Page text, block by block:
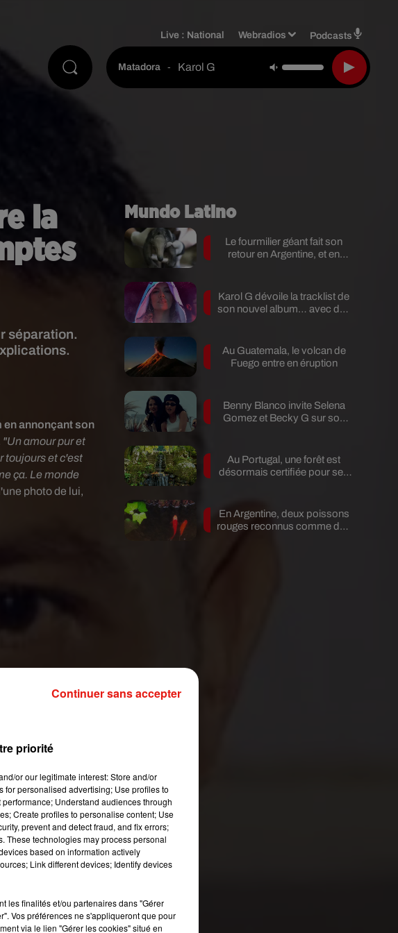
Live : National Webradios Podcasts
Matadora - Karol G
la
séparation.
en annonçant son
"Un amour pur et
toujours et c'est
ça. Le monde
photo de lui,
Mundo Latino
Le fourmilier géant fait son
retour en Argentine, et en
Karol G dévoile la tracklist de
son nouvel album… avec des
Au Guatemala, le volcan de
Fuego entre en éruption
Benny Blanco invite Selena
Gomez et Becky G sur son
Au Portugal, une forêt est
désormais certifiée pour ses
En Argentine, deux poissons
rouges reconnus comme des
priorité
or our legitimate interest: Store and/or
personalised advertising; Use profiles to
Understand audiences through
Create profiles to personalise content; Use
prevent and detect fraud, and fix errors;
These technologies may process personal
based on information actively
Link different devices; Identify devices
les finalités et/ou partenaires dans "Gérer
Vos préférences ne s'appliqueront que pour
via le lien "Gérer les cookies" situé en
Continuer sans accepter